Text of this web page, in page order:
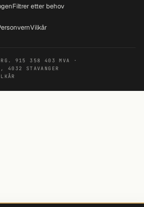
Filtrer etter behov
Vilkår
915 358 403 MVA ·
4032 STAVANGER